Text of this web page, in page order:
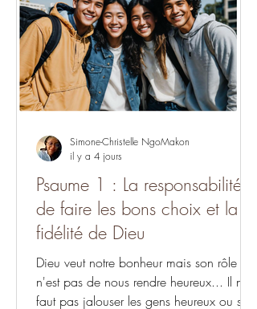
Psaume 1 : La responsabilité
de faire les bons choix et la
fidélité de Dieu
Dieu veut notre bonheur mais son rôle
n'est pas de nous rendre heureux... Il ne
faut pas jalouser les gens heureux ou se
Simone-Christelle NgoMakon
il y a 4 jours